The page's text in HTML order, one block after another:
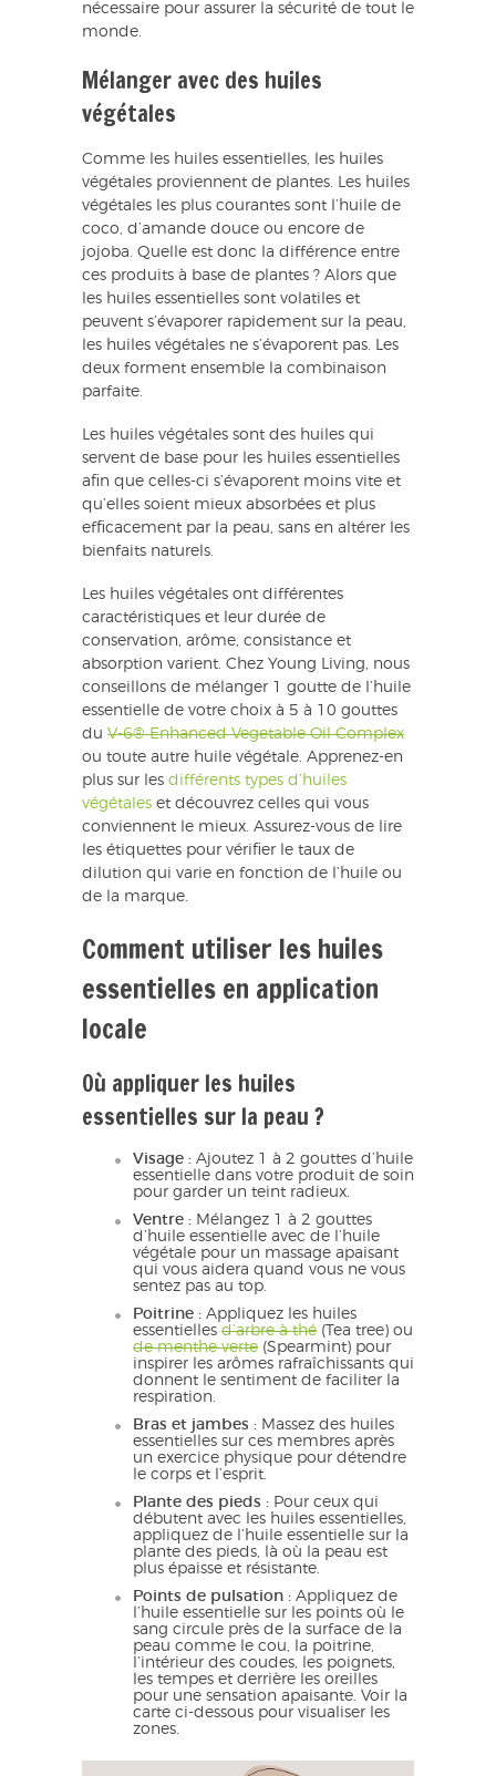
nécessaire pour assurer la sécurité de tout le
monde.
Mélanger avec des huiles
végétales
Comme les huiles essentielles, les huiles
végétales proviennent de plantes. Les huiles
végétales les plus courantes sont l’huile de
coco, d’amande douce ou encore de
jojoba. Quelle est donc la différence entre
ces produits à base de plantes ? Alors que
les huiles essentielles sont volatiles et
peuvent s’évaporer rapidement sur la peau,
les huiles végétales ne s’évaporent pas. Les
deux forment ensemble la combinaison
parfaite.
Les huiles végétales sont des huiles qui
servent de base pour les huiles essentielles
afin que celles-ci s’évaporent moins vite et
qu’elles soient mieux absorbées et plus
efficacement par la peau, sans en altérer les
bienfaits naturels.
Les huiles végétales ont différentes
caractéristiques et leur durée de
conservation, arôme, consistance et
absorption varient. Chez Young Living, nous
conseillons de mélanger 1 goutte de l’huile
essentielle de votre choix à 5 à 10 gouttes
du V-6® Enhanced Vegetable Oil Complex
ou toute autre huile végétale. Apprenez-en
plus sur les différents types d’huiles
végétales et découvrez celles qui vous
conviennent le mieux. Assurez-vous de lire
les étiquettes pour vérifier le taux de
dilution qui varie en fonction de l’huile ou
de la marque.
Comment utiliser les huiles
essentielles en application
locale
Où appliquer les huiles
essentielles sur la peau ?
Visage : Ajoutez 1 à 2 gouttes d’huile
essentielle dans votre produit de soin
pour garder un teint radieux.
Ventre : Mélangez 1 à 2 gouttes
d’huile essentielle avec de l’huile
végétale pour un massage apaisant
qui vous aidera quand vous ne vous
sentez pas au top.
Poitrine : Appliquez les huiles
essentielles d’arbre à thé (Tea tree) ou
de menthe verte (Spearmint) pour
inspirer les arômes rafraîchissants qui
donnent le sentiment de faciliter la
respiration.
Bras et jambes : Massez des huiles
essentielles sur ces membres après
un exercice physique pour détendre
le corps et l’esprit.
Plante des pieds : Pour ceux qui
débutent avec les huiles essentielles,
appliquez de l’huile essentielle sur la
plante des pieds, là où la peau est
plus épaisse et résistante.
Points de pulsation : Appliquez de
l’huile essentielle sur les points où le
sang circule près de la surface de la
peau comme le cou, la poitrine,
l’intérieur des coudes, les poignets,
les tempes et derrière les oreilles
pour une sensation apaisante. Voir la
carte ci-dessous pour visualiser les
zones.